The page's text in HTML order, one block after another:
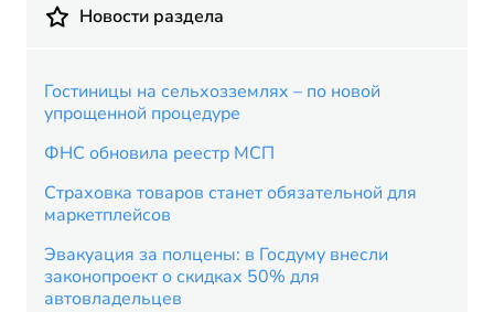
Новости раздела
Гостиницы на сельхозземлях – по новой
упрощенной процедуре
ФНС обновила реестр МСП
Страховка товаров станет обязательной для
маркетплейсов
Эвакуация за полцены: в Госдуму внесли
законопроект о скидках 50% для
автовладельцев